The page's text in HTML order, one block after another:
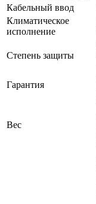
Кабельный ввод
Климатическое
исполнение
Степень защиты
Гарантия
Вес